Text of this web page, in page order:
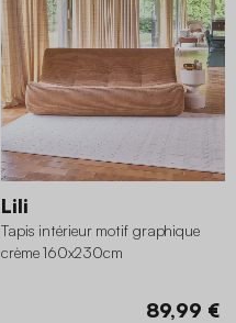
Lili
Tapis intérieur motif graphique
crème 160x230cm
89,99 €